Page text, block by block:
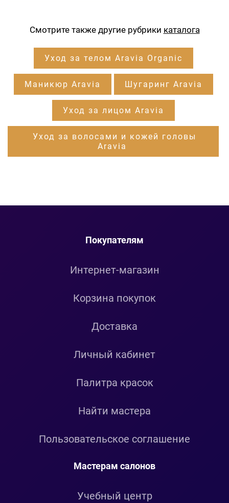
Смотрите также другие рубрики каталога
Уход за телом Aravia Organic
Маникюр Aravia Шугаринг Aravia
Уход за лицом Aravia
Уход за волосами и кожей головы
Aravia
Покупателям
Интернет-магазин
Корзина покупок
Доставка
Личный кабинет
Палитра красок
Найти мастера
Пользовательское соглашение
Мастерам салонов
Учебный центр